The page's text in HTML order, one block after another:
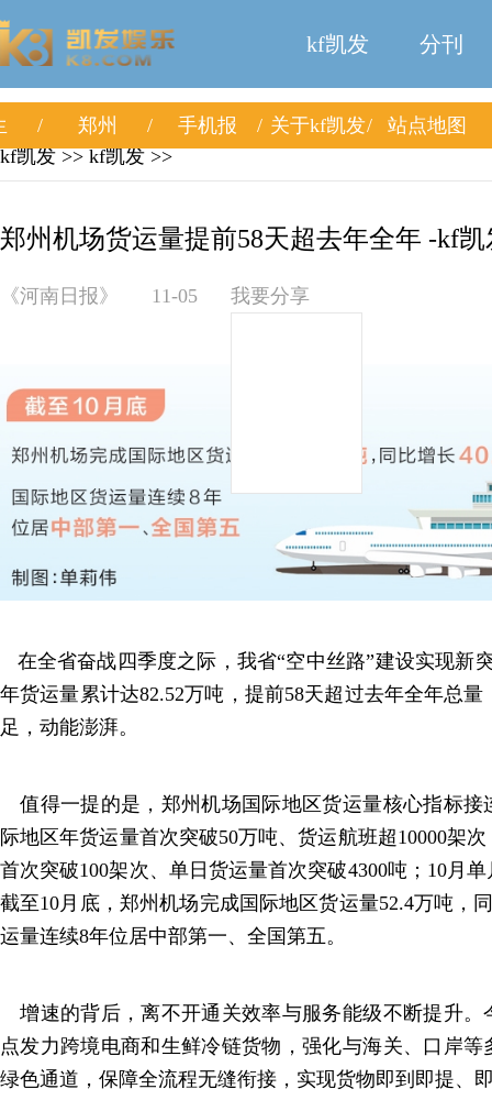
kf凯发 分刊
郑州 手机报 关于kf凯发
站点地图
kf凯发 >> kf凯发 >>
郑州机场货运量提前58天超去年全年 -kf凯
《河南日报》 11-05 我要分享
在全省奋战四季度之际，我省“空中丝路”建设实现新
年货运量累计达82.52万吨，提前58天超过去年全年总量
足，动能澎湃。
值得一提的是，郑州机场国际地区货运量核心指标接
际地区年货运量首次突破50万吨、货运航班超10000架
首次突破100架次、单日货运量首次突破4300吨；10月
截至10月底，郑州机场完成国际地区货运量52.4万吨，
运量连续8年位居中部第一、全国第五。
增速的背后，离不开通关效率与服务能级不断提升。
点发力跨境电商和生鲜冷链货物，强化与海关、口岸
绿色通道，保障全流程无缝衔接，实现货物即到即提、